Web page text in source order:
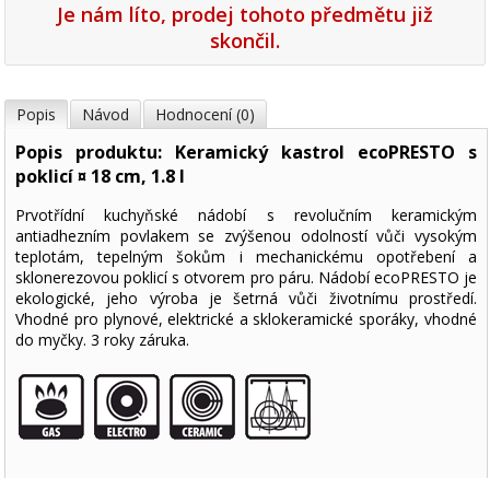
Je nám líto, prodej tohoto předmětu již
skončil.
Popis Návod Hodnocení (0)
Popis produktu: Keramický kastrol ecoPRESTO s
poklicí ¤ 18 cm, 1.8 l
Prvotřídní kuchyňské nádobí s revolučním keramickým
antiadhezním povlakem se zvýšenou odolností vůči vysokým
teplotám, tepelným šokům i mechanickému opotřebení a
sklonerezovou poklicí s otvorem pro páru. Nádobí ecoPRESTO je
ekologické, jeho výroba je šetrná vůči životnímu prostředí.
Vhodné pro plynové, elektrické a sklokeramické sporáky, vhodné
do myčky. 3 roky záruka.